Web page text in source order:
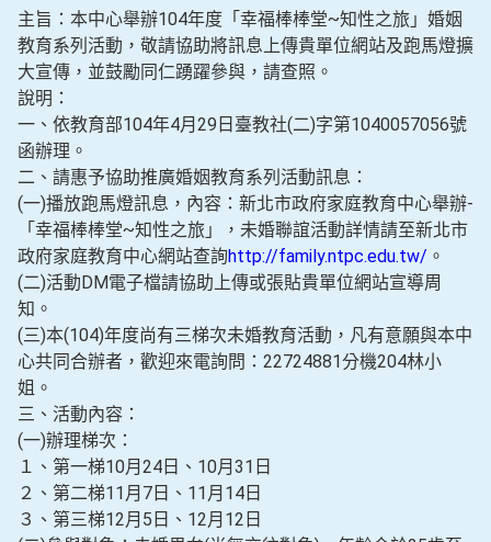
主旨：本中心舉辦104年度「幸福棒棒堂~知性之旅」婚姻
教育系列活動，敬請協助將訊息上傳貴單位網站及跑馬燈擴
大宣傳，並鼓勵同仁踴躍參與，請查照。
說明：
一、依教育部104年4月29日臺教社(二)字第1040057056號
函辦理。
二、請惠予協助推廣婚姻教育系列活動訊息：
(一)播放跑馬燈訊息，內容：新北市政府家庭教育中心舉辦-
「幸福棒棒堂~知性之旅」，未婚聯誼活動詳情請至新北市
政府家庭教育中心網站查詢http://family.ntpc.edu.tw/ 。
(二)活動DM電子檔請協助上傳或張貼貴單位網站宣導周
知。
(三)本(104)年度尚有三梯次未婚教育活動，凡有意願與本中
心共同合辦者，歡迎來電詢問：22724881分機204林小
姐。
三、活動內容：
(一)辦理梯次：
１、第一梯10月24日、10月31日
２、第二梯11月7日、11月14日
３、第三梯12月5日、12月12日